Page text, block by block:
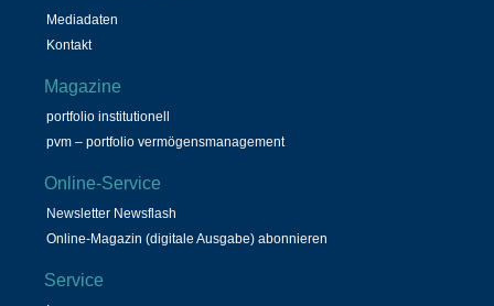
Mediadaten
Kontakt
Magazine
portfolio institutionell
pvm – portfolio vermögensmanagement
Online-Service
Newsletter Newsflash
Online-Magazin (digitale Ausgabe) abonnieren
Service